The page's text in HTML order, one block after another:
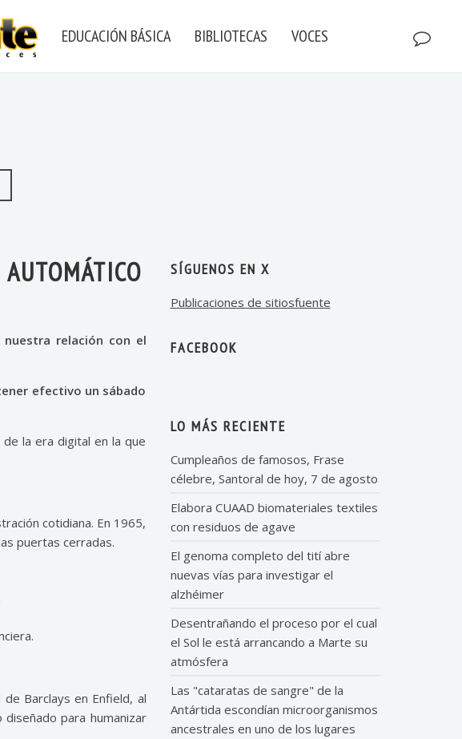
EDUCACIÓN BÁSICA BIBLIOTECAS VOCES
relación con el
efectivo un sábado
la era digital en la que
cotidiana. En 1965,
puertas cerradas.
Barclays en Enfield, al
para humanizar
SÍGUENOS EN X
Publicaciones de sitiosfuente
FACEBOOK
LO MÁS RECIENTE
Cumpleaños de famosos, Frase
célebre, Santoral de hoy, 7 de agosto
Elabora CUAAD biomateriales textiles
con residuos de agave
El genoma completo del tití abre
nuevas vías para investigar el
alzhéimer
Desentrañando el proceso por el cual
el Sol le está arrancando a Marte su
atmósfera
Las "cataratas de sangre" de la
Antártida escondían microorganismos
ancestrales en uno de los lugares